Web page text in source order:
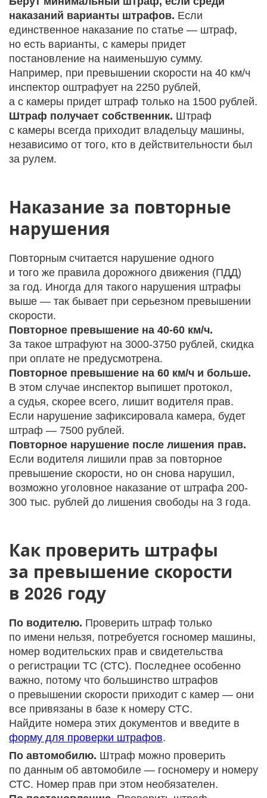
наказаний варианты штрафов. Если
единственное наказание по статье — штраф,
но есть варианты, с камеры придет
постановление на наименьшую сумму.
Например, при превышении скорости на 40 км/ч
инспектор оштрафует на 2250 рублей,
а с камеры придет штраф только на 1500 рублей.
Штраф получает собственник. Штраф
с камеры всегда приходит владельцу машины,
независимо от того, кто в действительности был
за рулем.
Наказание за повторные
нарушения
Повторным считается нарушение одного
и того же правила дорожного движения (ПДД)
за год. Иногда для такого нарушения штрафы
выше — так бывает при серьезном превышении
скорости.
Повторное превышение на 40-60 км/ч.
За такое штрафуют на 3000-3750 рублей, скидка
при оплате не предусмотрена.
Повторное превышение на 60 км/ч и больше.
В этом случае инспектор выпишет протокол,
а судья, скорее всего, лишит водителя прав.
Если нарушение зафиксировала камера, будет
штраф — 7500 рублей.
Повторное нарушение после лишения прав.
Если водителя лишили прав за повторное
превышение скорости, но он снова нарушил,
возможно уголовное наказание от штрафа 200-
300 тыс. рублей до лишения свободы на 3 года.
Как проверить штрафы
за превышение скорости
в 2026 году
По водителю. Проверить штраф только
по имени нельзя, потребуется госномер машины,
номер водительских прав и свидетельства
о регистрации ТС (СТС). Последнее особенно
важно, потому что большинство штрафов
о превышении скорости приходит с камер — они
все привязаны в базе к номеру СТС.
Найдите номера этих документов и введите в
форму для проверки штрафов.
По автомобилю. Штраф можно проверить
по данным об автомобиле — госномеру и номеру
СТС. Номер прав при этом необязателен.